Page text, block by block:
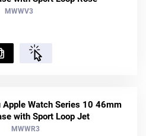
MWWV3
Watch Series 10 46mm
with Sport Loop Jet
MWWR3